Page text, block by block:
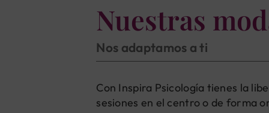
Nuestras
Nos adaptamos a ti
Con Inspira Psicología tienes la
sesiones en el centro o de forma